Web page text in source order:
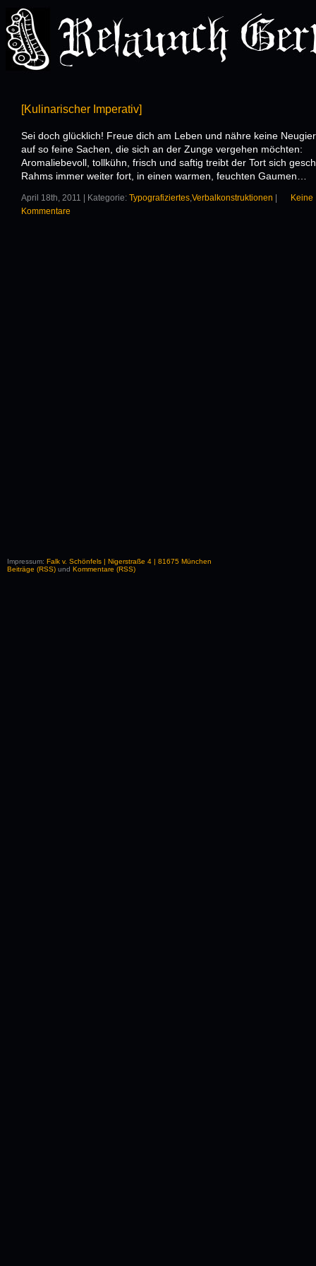
[Kulinarischer Imperativ]
Sei doch glücklich! Freue dich am Leben und nähre keine
auf so feine Sachen, die sich an der Zunge vergehen möchten:
Aromaliebevoll, tollkühn, frisch und saftig treibt der Tort sich
Rahms immer weiter fort, in einen warmen, feuchten Gaumen…
April 18th, 2011 | Kategorie: Typografiziertes,Verbalkonstruktionen
Keine
Kommentare
Impressum: Falk v. Schönfels | Nigerstraße 4 | 81675 München
Beiträge (RSS) und Kommentare (RSS)